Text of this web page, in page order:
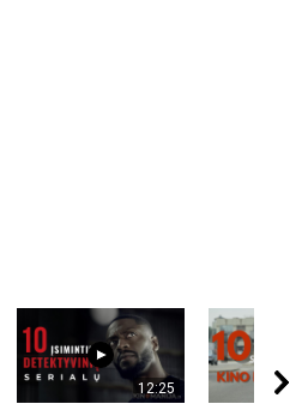
12:25